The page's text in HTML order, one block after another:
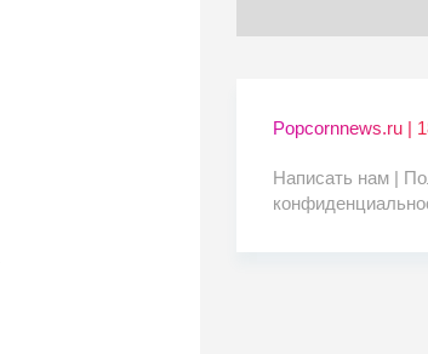
Popcornnews.ru |
Написать нам |